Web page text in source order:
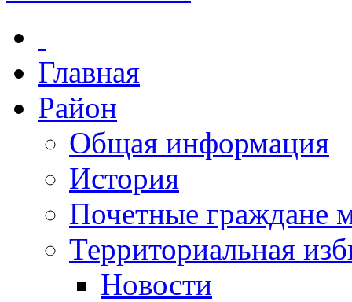
Главная
Район
Общая информация
История
Почетные граждане
Территориальная
Новости